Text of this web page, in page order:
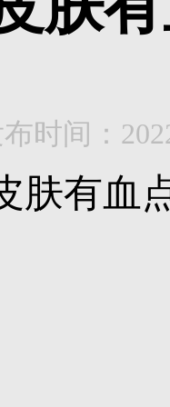
时间：
肤有血